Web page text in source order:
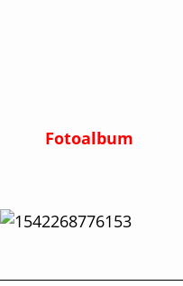
Fotoalbum